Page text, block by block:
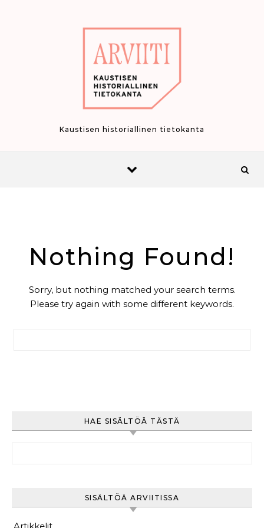
Kaustisen historiallinen tietokanta
Nothing Found!
Sorry, but nothing matched your search terms.
Please try again with some different keywords.
HAE SISÄLTÖÄ TÄSTÄ
SISÄLTÖÄ ARVIITISSA